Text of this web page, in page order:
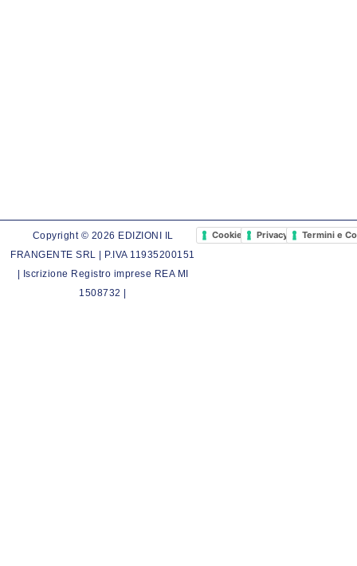
Copyright © 2026 EDIZIONI IL
FRANGENTE SRL | P.IVA 11935200151
| Iscrizione Registro imprese REA MI
1508732 |
Cookie PolicyPrivacy PolicyTermini e